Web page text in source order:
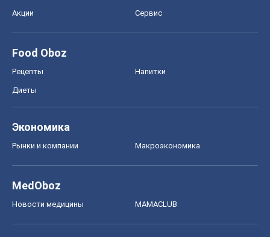
Акции Сервис
Food Oboz
Рецепты Напитки
Диеты
Экономика
Рынки и компании Mакроэкономика
MedOboz
Новости медицины MAMACLUB